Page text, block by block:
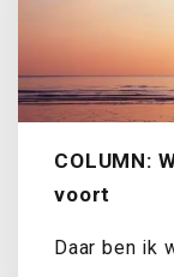
COLUMN:
voort
Daar ben ik